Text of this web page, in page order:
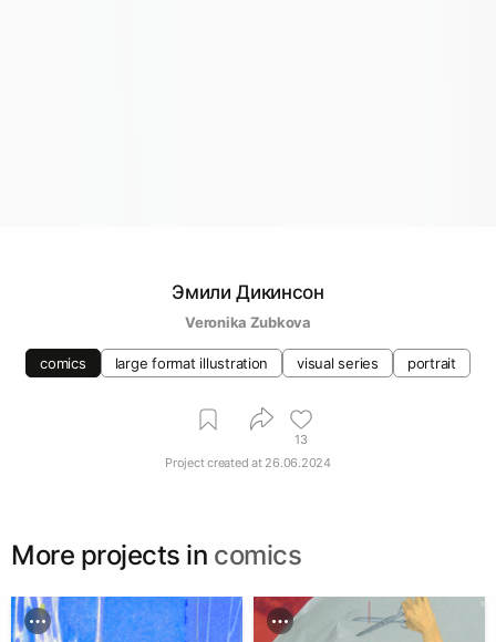
Эмили Дикинсон
Veronika Zubkova
comics large format illustration visual series portrait
13
Project created at 26.06.2024
More projects in comics